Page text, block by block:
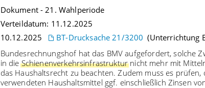
Dokument -21 . Wahlperiode
Verteildatum: 11.12.2025
10.12.2025
BT-Drucksache 21/3200 (Unterrichtung
Bundesrechnungshof hat das BMV aufgefordert, solche
in dieSchienenverkehrsinfrastrukturnicht mehr mit
das Haushaltsrecht zu beachten. Zudem muss es
verwendeten Haushaltsmittel ggf. einschließlich Zinsen